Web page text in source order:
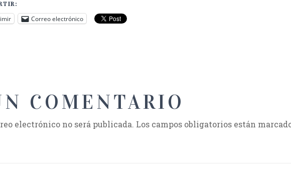
Correo electrónico
COMENTARIO
electrónico no será publicada. Los campos obligatorios están